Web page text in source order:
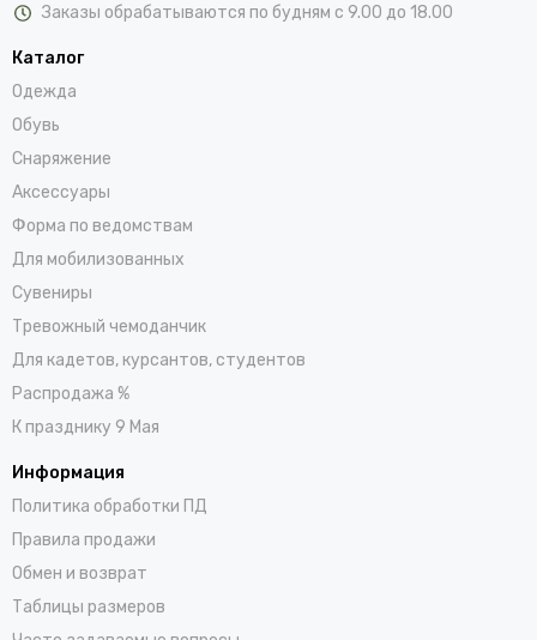
Заказы обрабатываются по будням с 9.00 до 18.00
Каталог
Одежда
Обувь
Снаряжение
Аксессуары
Форма по ведомствам
Для мобилизованных
Сувениры
Тревожный чемоданчик
Для кадетов, курсантов, студентов
Распродажа %
К празднику 9 Мая
Информация
Политика обработки ПД
Правила продажи
Обмен и возврат
Таблицы размеров